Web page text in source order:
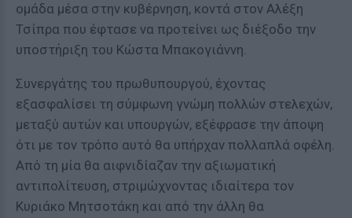
ομάδα μέσα στην κυβέρνηση, κοντά στον Αλέξη
Τσίπρα που έφτασε να προτείνει ως διέξοδο την
υποστήριξη του Κώστα Μπακογιάννη.
Συνεργάτης του πρωθυπουργού, έχοντας
εξασφαλίσει τη σύμφωνη γνώμη πολλών στελεχών,
μεταξύ αυτών και υπουργών, εξέφρασε την άποψη
ότι με τον τρόπο αυτό θα υπήρχαν πολλαπλά οφέλη.
Από τη μία θα αιφνιδίαζαν την αξιωματική
αντιπολίτευση, στριμώχνοντας ιδιαίτερα τον
Κυριάκο Μητσοτάκη και από την άλλη θα